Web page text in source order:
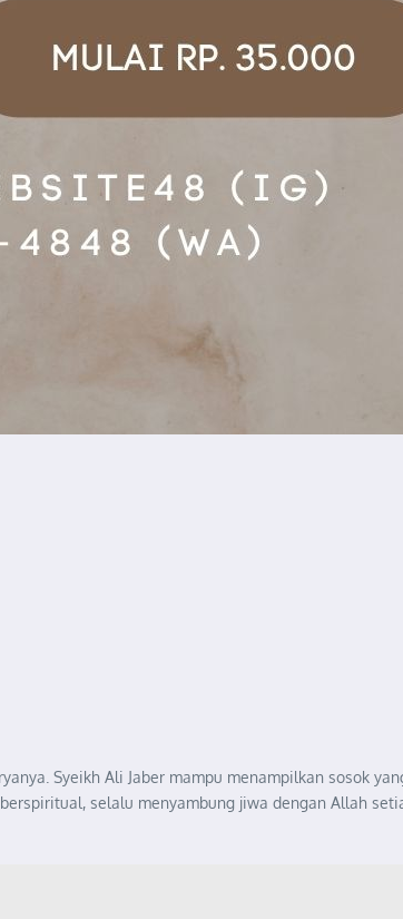
Syeikh Ali Jaber mampu menampilkan sosok
selalu menyambung jiwa dengan Allah